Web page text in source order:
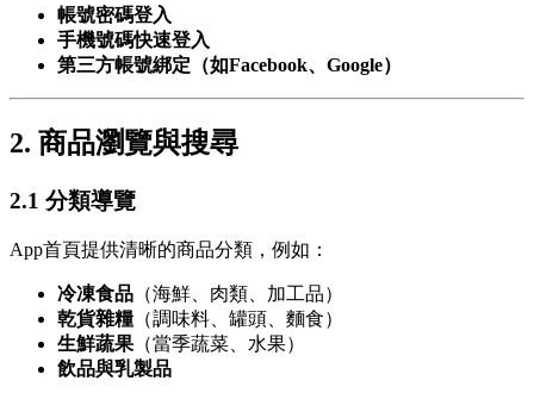
帳號密碼登入
手機號碼快速登入
第三方帳號綁定（如Facebook、Google）
2. 商品瀏覽與搜尋
2.1 分類導覽
App首頁提供清晰的商品分類，例如：
冷凍食品 （海鮮、肉類、加工品）
乾貨雜糧 （調味料、罐頭、麵食）
生鮮蔬果 （當季蔬菜、水果）
飲品與乳製品